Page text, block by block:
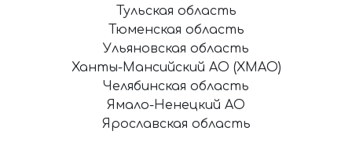
Тульская область
Тюменская область
Ульяновская область
Ханты-Мансийский АО (ХМАО)
Челябинская область
Ямало-Ненецкий АО
Ярославская область